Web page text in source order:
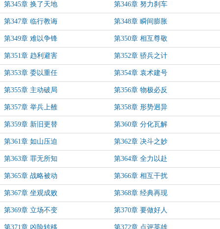
第345章 换了天地 第346章 努力刹车
第347章 临行教诲 第348章 瞬间膨胀
第349章 难以争锋 第350章 相互尊敬
第351章 趋利避害 第352章 骄兵之计
第353章 委以重任 第354章 袁术建号
第355章 主动破局 第356章 物极必反
第357章 举兵上雒 第358章 形势迥异
第359章 新旧更替 第360章 分化瓦解
第361章 如山压迫 第362章 决斗之妙
第363章 罪无所知 第364章 全力以赴
第365章 战略被动 第366章 相互干扰
第367章 坐观成败 第368章 经典再现
第369章 立场不变 第370章 要做好人
第371章 凶险转移 第372章 点评英雄